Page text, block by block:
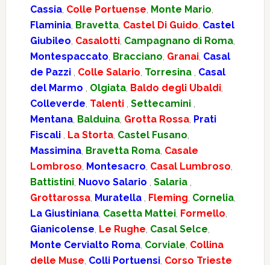
Cassia, Colle Portuense, Monte Mario,
Flaminia, Bravetta, Castel Di Guido, Castel
Giubileo, Casalotti, Campagnano di Roma,
Montespaccato, Bracciano, Granai, Casal
de Pazzi , Colle Salario, Torresina , Casal
del Marmo , Olgiata, Baldo degli Ubaldi,
Colleverde, Talenti , Settecamini ,
Mentana, Balduina, Grotta Rossa, Prati
Fiscali , La Storta, Castel Fusano,
Massimina, Bravetta Roma, Casale
Lombroso, Montesacro, Casal Lumbroso,
Battistini, Nuovo Salario , Salaria ,
Grottarossa, Muratella , Fleming, Cornelia,
La Giustiniana, Casetta Mattei, Formello,
Gianicolense, Le Rughe, Casal Selce,
Monte Cervialto Roma, Corviale, Collina
delle Muse, Colli Portuensi, Corso Trieste